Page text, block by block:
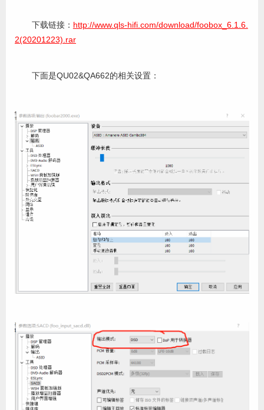
下载链接： http://www.qls-hifi.com/download/foobox_6.1.6.
2(20201223).rar
下面是QU02&QA662的相关设置：